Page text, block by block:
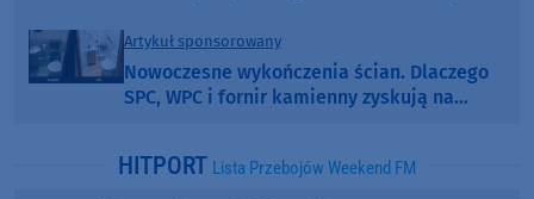
Artykuł sponsorowany
Nowoczesne wykończenia ścian. Dlaczego
SPC, WPC i fornir kamienny zyskują na
HITPORT Lista Przebojów Weekend FM